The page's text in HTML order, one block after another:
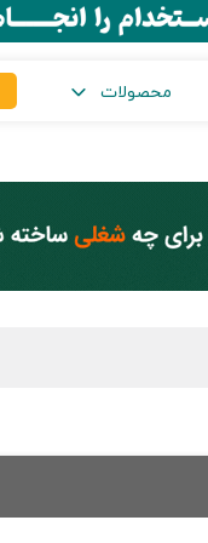
محصولات